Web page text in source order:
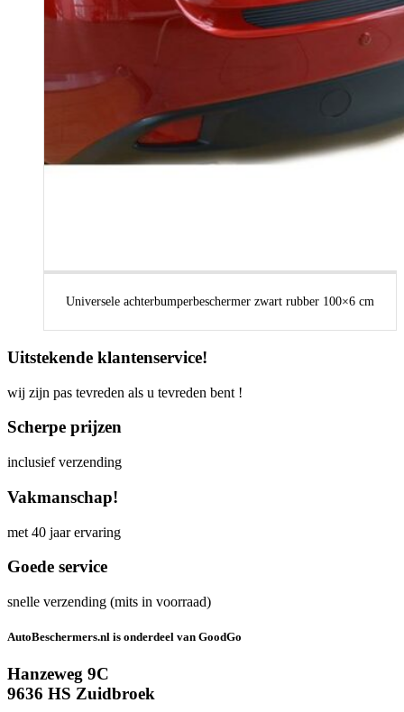
Universele achterbumperbeschermer zwart rubber 100×6 cm
Uitstekende klantenservice!
wij zijn pas tevreden als u tevreden bent !
Scherpe prijzen
inclusief verzending
Vakmanschap!
met 40 jaar ervaring
Goede service
snelle verzending (mits in voorraad)
AutoBeschermers.nl is onderdeel van GoodGo
Hanzeweg 9C
9636 HS Zuidbroek